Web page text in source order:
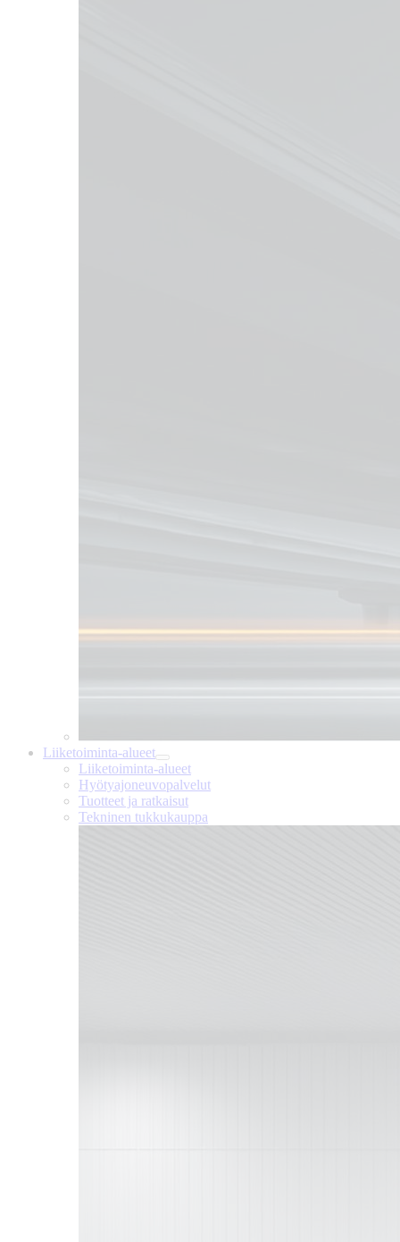
Liiketoiminta-alueet
Liiketoiminta-alueet
Hyötyajoneuvopalvelut
Tuotteet ja ratkaisut
Tekninen tukkukauppa